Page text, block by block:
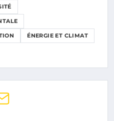
ÉNERGIE ET CLIMAT